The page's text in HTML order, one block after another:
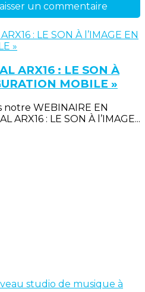
un commentaire
ARX16 : LE SON À
MOBILE »
WEBINAIRE EN
ARX16 : LE SON À l’IMAGE...